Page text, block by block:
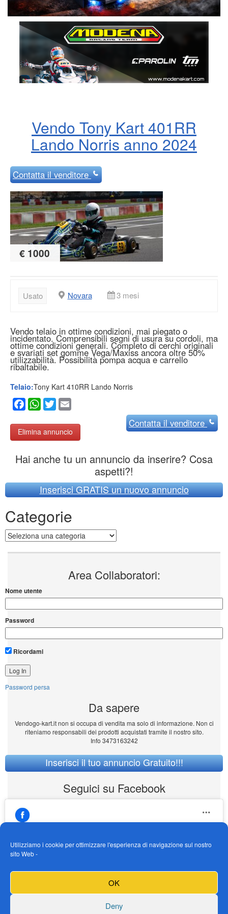
Utilizziamo i cookie per ottimizzare l'esperienza di navigazione sul nostro
sito Web -
OK
Deny
Vendo Tony Kart 401RR
Lando Norris anno 2024
Contattail venditore
€ 1000
Usato Novara 3 mesi
Vendo telaio in ottime condizioni, mai piegato o
incidentato. Comprensibili segni di usura su cordoli, ma
ottime condizioni generali. Completo di cerchi originali
e svariati set gomme Vega/Maxiss ancora oltre 50%
utilizzabilità. Possibilità pompa acqua e carrello
ribaltabile.
Telaio:Tony Kart 410RR Lando Norris
Facebook
WhatsApp
Twitter
Elimina annuncio
Contattail venditore
Hai anche tu un annuncio da inserire? Cosa
aspetti?!
Inserisci GRATIS un nuovo annuncio
Categorie
Categorie
Area Collaboratori:
Nome utente
Password
Ricordami
Password persa
Da sapere
Vendogo-kart.it non si occupa di vendita ma solo di informazione. Non ci
riteniamo responsabili dei prodotti acquistati tramite il nostro sito.
Info 3473163242
Inserisci il tuo annuncio Gratuito!!!
Seguici su Facebook
https://www.facebook.com/Vendogokartit/
Fai clic per accettare i cookie marketing e
abilitare questo contenuto